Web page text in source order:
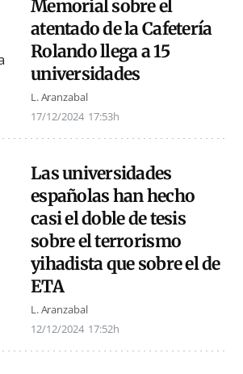
Memorial sobre el
atentado de la Cafetería
Rolando llega a 15
universidades
L. Aranzabal
17/12/2024 17:53h
Las universidades
españolas han hecho
casi el doble de tesis
sobre el terrorismo
yihadista que sobre el de
ETA
L. Aranzabal
12/12/2024 17:52h